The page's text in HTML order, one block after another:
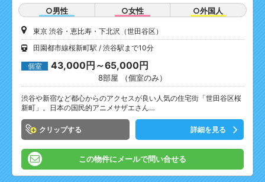
○男性 ○女性 ○外国人
東京 渋谷・恵比寿・下北沢（世田谷区）
田園都市線桜新町駅
渋谷駅まで10分
個室 43,000円～65,000円
8部屋 （個室のみ）
渋谷や新宿など都心からのアクセスが良い人気の住宅街「世田谷区桜
新町」。日本の国民的アニメサザエさん…
クリップ 詳細を見る
この物件にメールで問い合せる